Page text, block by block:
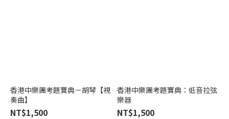
香港中樂團考題寶典－胡琴【視
奏曲】
NT$1,500
香港中樂團考題寶典：低音拉弦
樂器
NT$1,500